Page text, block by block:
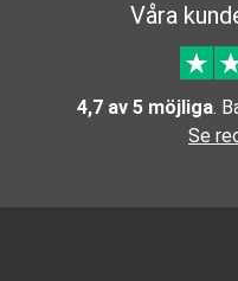
Våra
4,7 av 5 möjliga.
Se